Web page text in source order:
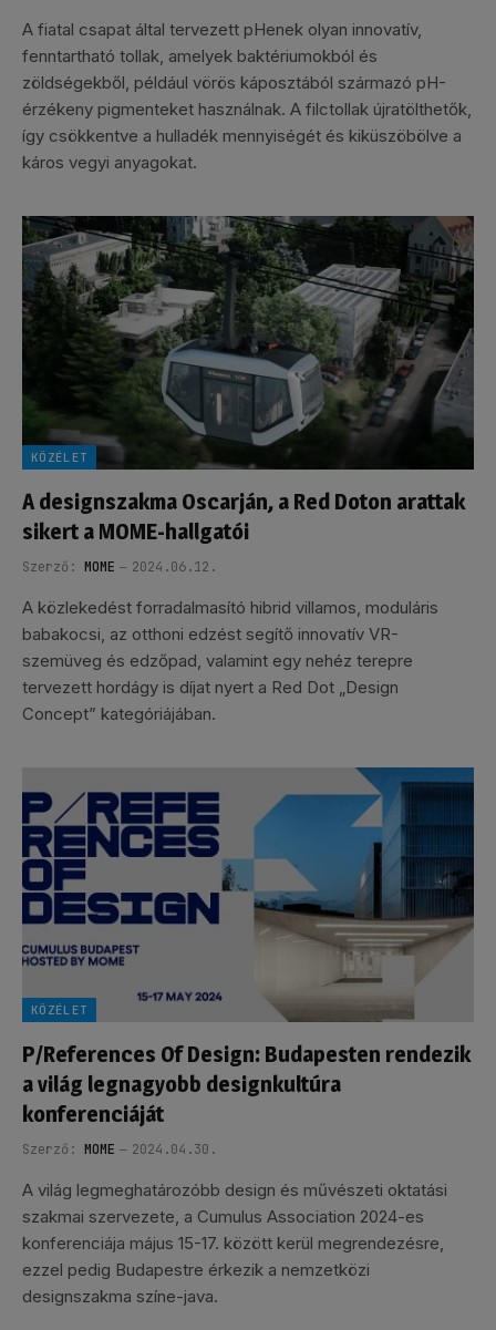
A fiatal csapat által tervezett pHenek olyan innovatív,
fenntartható tollak, amelyek baktériumokból és
zöldségekből, például vörös káposztából származó pH-
érzékeny pigmenteket használnak. A filctollak újratölthetők,
így csökkentve a hulladék mennyiségét és kiküszöbölve a
káros vegyi anyagokat.
KÖZÉLET
A designszakma Oscarján, a Red Doton arattak
sikert a MOME-hallgatói
Szerző: MOME 2024.06.12.
A közlekedést forradalmasító hibrid villamos, moduláris
babakocsi, az otthoni edzést segítő innovatív VR-
szemüveg és edzőpad, valamint egy nehéz terepre
tervezett hordágy is díjat nyert a Red Dot „Design
Concept” kategóriájában.
KÖZÉLET
P/References Of Design: Budapesten rendezik
a világ legnagyobb designkultúra
konferenciáját
Szerző: MOME 2024.04.30.
A világ legmeghatározóbb design és művészeti oktatási
szakmai szervezete, a Cumulus Association 2024-es
konferenciája május 15-17. között kerül megrendezésre,
ezzel pedig Budapestre érkezik a nemzetközi
designszakma színe-java.